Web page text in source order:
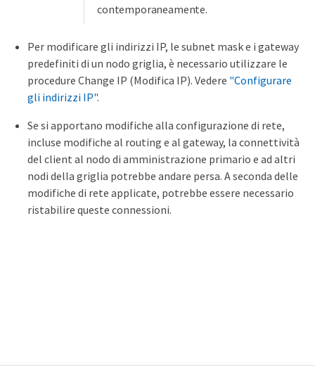
contemporaneamente.
Per modificare gli indirizzi IP, le subnet mask e i gateway
predefiniti di un nodo griglia, è necessario utilizzare le
procedure Change IP (Modifica IP). Vedere "Configurare
gli indirizzi IP".
Se si apportano modifiche alla configurazione di rete,
incluse modifiche al routing e al gateway, la connettività
del client al nodo di amministrazione primario e ad altri
nodi della griglia potrebbe andare persa. A seconda delle
modifiche di rete applicate, potrebbe essere necessario
ristabilire queste connessioni.